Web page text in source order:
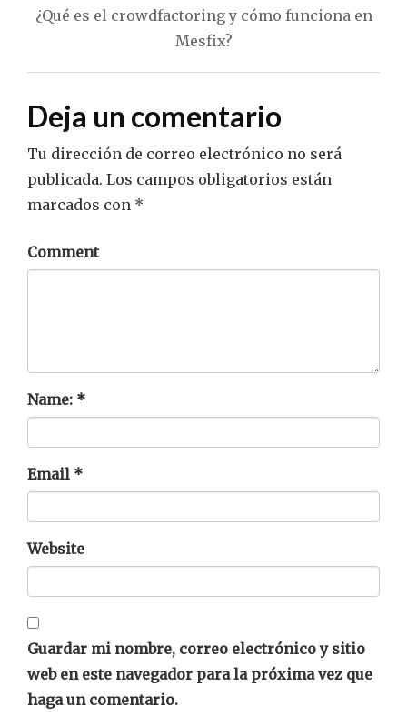
¿Qué es el crowdfactoring y cómo funciona en
Mesfix?
Deja un comentario
Tu dirección de correo electrónico no será
publicada. Los campos obligatorios están
marcados con *
Comment
Name: *
Email *
Website
Guardar mi nombre, correo electrónico y sitio
web en este navegador para la próxima vez que
haga un comentario.